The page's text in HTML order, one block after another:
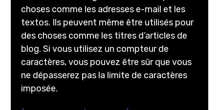
choses comme les adresses e-mail et les
textos. Ils peuvent même être utilisés pour
des choses comme les titres d’articles de
blog. Si vous utilisez un compteur de
caractères, vous pouvez être sûr que vous
ne dépasserez pas la limite de caractères
imposée.